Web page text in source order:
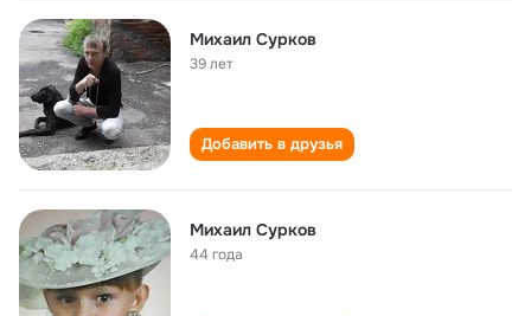
Михаил Сурков
39 лет
Добавить в друзья
Михаил Сурков
44 года